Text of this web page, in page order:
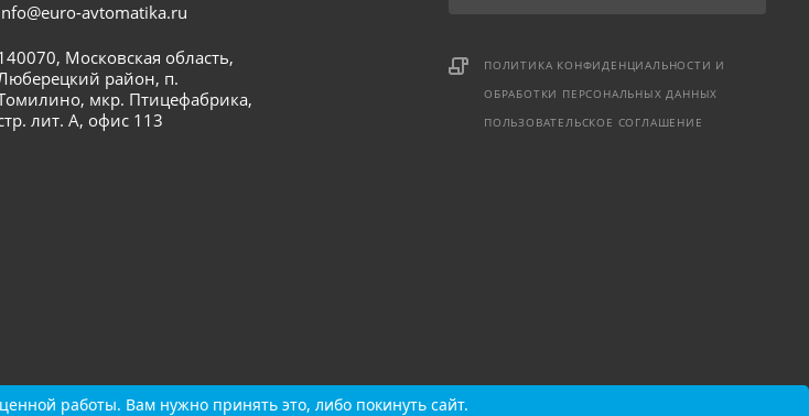
avtomatika.ru
Московская область,
район, п.
мкр. Птицефабрика,
лит. А, офис 113
ПОЛИТИКА КОНФИДЕНЦИАЛЬНОСТИ И
ОБРАБОТКИ ПЕРСОНАЛЬНЫХ ДАННЫХ
ПОЛЬЗОВАТЕЛЬСКОЕ СОГЛАШЕНИЕ
работы. Вам нужно принять это, либо покинуть сайт.